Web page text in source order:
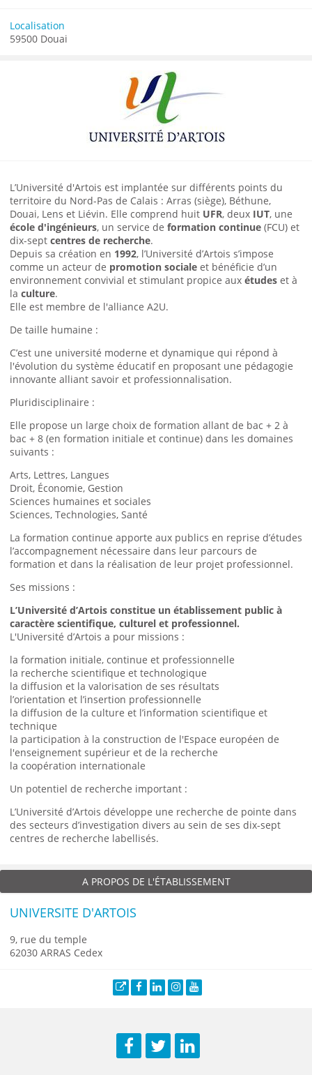
Localisation
59500 Douai
L’Université d'Artois est implantée sur différents points du
territoire du Nord-Pas de Calais : Arras (siège), Béthune,
Douai, Lens et Liévin. Elle comprend huit UFR, deux IUT, une
école d'ingénieurs, un service de formation continue (FCU) et
dix-sept centres de recherche.
Depuis sa création en 1992, l’Université d’Artois s’impose
comme un acteur de promotion sociale et bénéficie d’un
environnement convivial et stimulant propice aux études et à
la culture.
Elle est membre de l'alliance A2U.
De taille humaine :
C’est une université moderne et dynamique qui répond à
l'évolution du système éducatif en proposant une pédagogie
innovante alliant savoir et professionnalisation.
Pluridisciplinaire :
Elle propose un large choix de formation allant de bac + 2 à
bac + 8 (en formation initiale et continue) dans les domaines
suivants :
Arts, Lettres, Langues
Droit, Économie, Gestion
Sciences humaines et sociales
Sciences, Technologies, Santé
La formation continue apporte aux publics en reprise d’études
l’accompagnement nécessaire dans leur parcours de
formation et dans la réalisation de leur projet professionnel.
Ses missions :
L’Université d’Artois constitue un établissement public à
caractère scientifique, culturel et professionnel.
L'Université d’Artois a pour missions :
la formation initiale, continue et professionnelle
la recherche scientifique et technologique
la diffusion et la valorisation de ses résultats
l’orientation et l’insertion professionnelle
la diffusion de la culture et l’information scientifique et
technique
la participation à la construction de l'Espace européen de
l'enseignement supérieur et de la recherche
la coopération internationale
Un potentiel de recherche important :
L’Université d’Artois développe une recherche de pointe dans
des secteurs d’investigation divers au sein de ses dix-sept
centres de recherche labellisés.
A PROPOS DE L'ÉTABLISSEMENT
UNIVERSITE D'ARTOIS
9, rue du temple
62030 ARRAS Cedex